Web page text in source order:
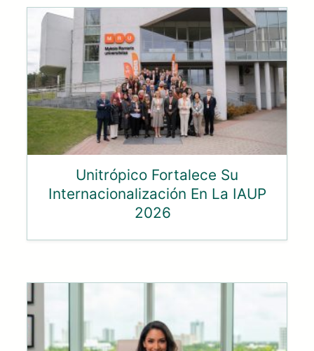
Unitrópico Fortalece Su
Internacionalización En La IAUP
2026